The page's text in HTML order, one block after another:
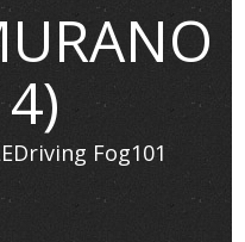
Fog101